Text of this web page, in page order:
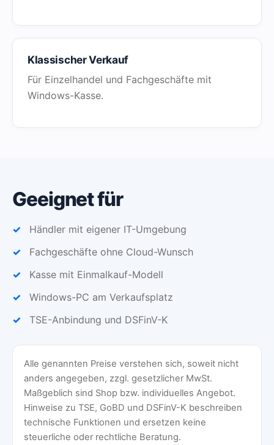
Klassischer Verkauf
Für Einzelhandel und Fachgeschäfte mit
Windows-Kasse.
Geeignet für
Händler mit eigener IT-Umgebung
Fachgeschäfte ohne Cloud-Wunsch
Kasse mit Einmalkauf-Modell
Windows-PC am Verkaufsplatz
TSE-Anbindung und DSFinV-K
Alle genannten Preise verstehen sich, soweit nicht
anders angegeben, zzgl. gesetzlicher MwSt.
Maßgeblich sind Shop bzw. individuelles Angebot.
Hinweise zu TSE, GoBD und DSFinV-K beschreiben
technische Funktionen und ersetzen keine
steuerliche oder rechtliche Beratung.